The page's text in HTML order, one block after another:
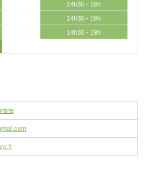
14h30 - 19h
14h30 - 19h
14h30 - 19h